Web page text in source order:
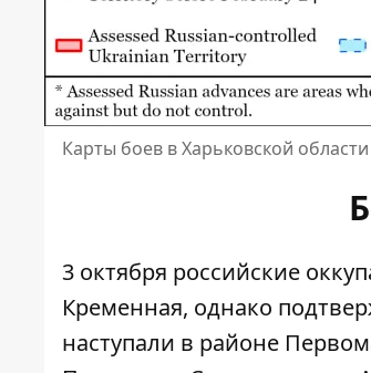
Карты боев в Харьковской области
3 октября российские
Кременная, однако
наступали в районе